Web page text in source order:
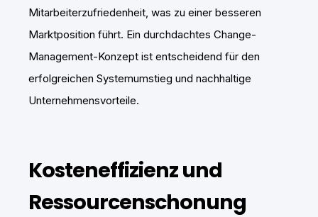
Mitarbeiterzufriedenheit, was zu einer besseren
Marktposition führt. Ein durchdachtes Change-
Management-Konzept ist entscheidend für den
erfolgreichen Systemumstieg und nachhaltige
Unternehmensvorteile.
Kosteneffizienz und
Ressourcenschonung